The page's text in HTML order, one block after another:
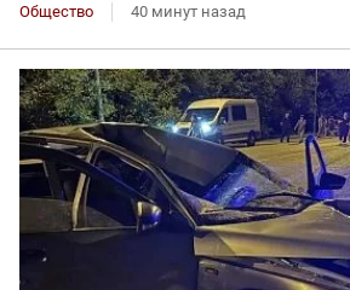
Общество 40 минут назад